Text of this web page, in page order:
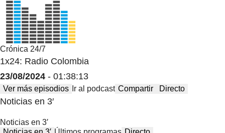
Crónica 24/7
1x24: Radio Colombia
23/08/2024 - 01:38:13
Ver más episodios Ir al podcast Compartir Directo
Noticias en 3′
Noticias en 3′